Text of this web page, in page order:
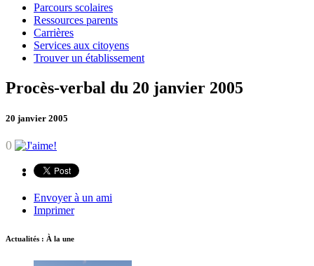
Parcours scolaires
Ressources parents
Carrières
Services aux citoyens
Trouver un établissement
Procès-verbal du 20 janvier 2005
20 janvier 2005
0
Envoyer à un ami
Imprimer
Actualités : À la une